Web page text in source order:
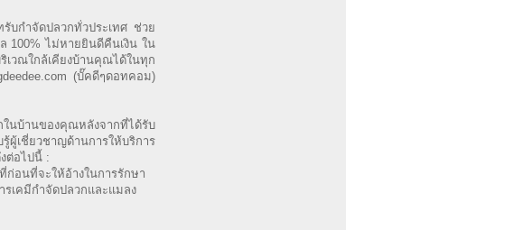
บกำจัดปลวกทั่วประเทศ ช่วย
100% ไม่หายยินดีคืนเงิน ใน
เวณใกล้เคียงบ้านคุณได้ในทุก
(บั๊คดีๆดอทคอม)
ในบ้านของคุณหลังจากที่ได้รับ
เชี่ยวชาญด้านการให้บริการ
ต่อไปนี้ :
ก่อนที่จะให้อ้างในการรักษา
รเคมีกำจัดปลวกและแมลง